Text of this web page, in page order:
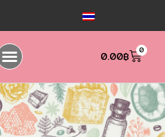
0.00฿ 0